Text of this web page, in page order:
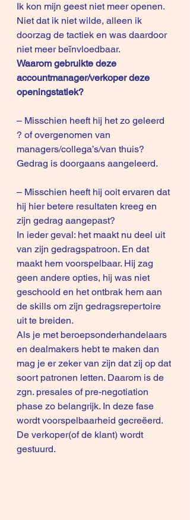
Ik kon mijn geest niet meer openen.
Niet dat ik niet wilde, alleen ik
doorzag de tactiek en was daardoor
niet meer beïnvloedbaar.
Waarom gebruikte deze
accountmanager/verkoper deze
openingstatiek?
– Misschien heeft hij het zo geleerd
? of overgenomen van
managers/collega’s/van thuis?
Gedrag is doorgaans aangeleerd.
– Misschien heeft hij ooit ervaren dat
hij hier betere resultaten kreeg en
zijn gedrag aangepast?
In ieder geval: het maakt nu deel uit
van zijn gedragspatroon. En dat
maakt hem voorspelbaar. Hij zag
geen andere opties, hij was niet
geschoold en het ontbrak hem aan
de skills om zijn gedragsrepertoire
uit te breiden.
Als je met beroepsonderhandelaars
en dealmakers hebt te maken dan
mag je er zeker van zijn dat zij op dat
soort patronen letten. Daarom is de
zgn. presales of pre-negotiation
phase zo belangrijk. In deze fase
wordt voorspelbaarheid gecreëerd.
De verkoper(of de klant) wordt
gestuurd.